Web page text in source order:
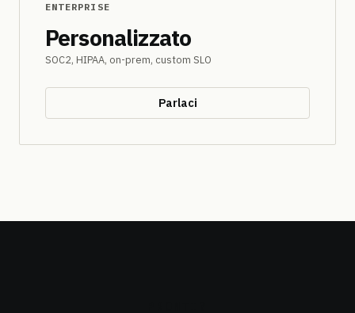
ENTERPRISE
Personalizzato
SOC2, HIPAA, on-prem, custom SLO
Parlaci